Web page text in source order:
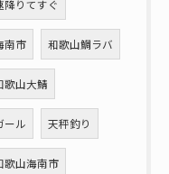
降りてすぐ
南市 和歌山鯛ラバ
歌山大鯖
ール 天秤釣り
歌山海南市